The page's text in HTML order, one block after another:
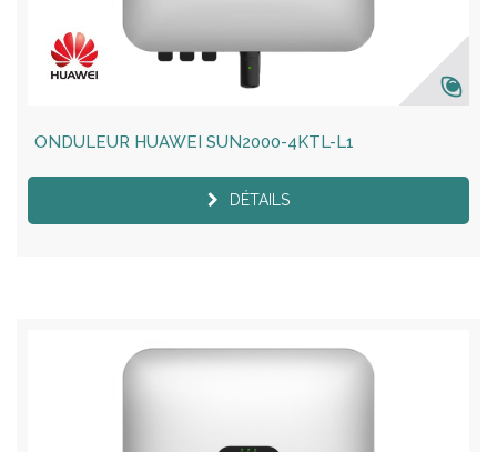
ONDULEUR HUAWEI SUN2000-4KTL-L1
DÉTAILS